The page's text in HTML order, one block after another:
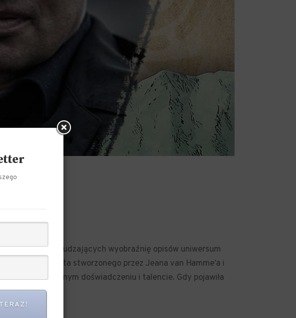
oraz pobudzających wyobraźnię opisów uniwersum
świata stworzonego przez Jeana van Hamme’a i
o ogromnym doświadczeniu i talencie. Gdy pojawiła